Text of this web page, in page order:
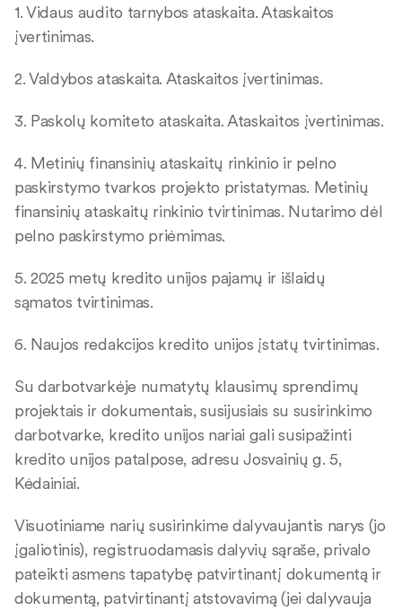
1. Vidaus audito tarnybos ataskaita. Ataskaitos
įvertinimas.
2. Valdybos ataskaita. Ataskaitos įvertinimas.
3. Paskolų komiteto ataskaita. Ataskaitos įvertinimas.
4. Metinių finansinių ataskaitų rinkinio ir pelno
paskirstymo tvarkos projekto pristatymas. Metinių
finansinių ataskaitų rinkinio tvirtinimas. Nutarimo dėl
pelno paskirstymo priėmimas.
5. 2025 metų kredito unijos pajamų ir išlaidų
sąmatos tvirtinimas.
6. Naujos redakcijos kredito unijos įstatų tvirtinimas.
Su darbotvarkėje numatytų klausimų sprendimų
projektais ir dokumentais, susijusiais su susirinkimo
darbotvarke, kredito unijos nariai gali susipažinti
kredito unijos patalpose, adresu Josvainių g. 5,
Kėdainiai.
Visuotiniame narių susirinkime dalyvaujantis narys (jo
įgaliotinis), registruodamasis dalyvių sąraše, privalo
pateikti asmens tapatybę patvirtinantį dokumentą ir
dokumentą, patvirtinantį atstovavimą (jei dalyvauja